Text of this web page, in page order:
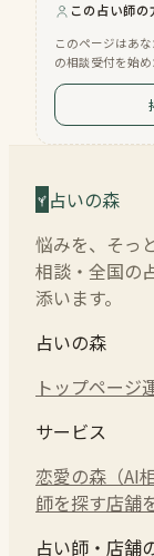
この占い師の
このページはあ
の相談受付を始
占いの森
悩みを、そっ
相談・全国の
添います。
占いの森
トップページ
サービス
恋愛の森（AI相
師を探す店舗
占い師・店舗